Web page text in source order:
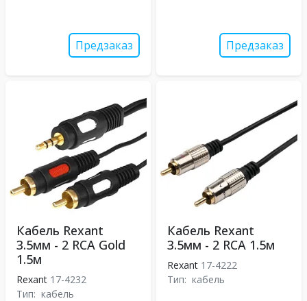
Предзаказ Предзаказ
Кабель Rexant
3.5мм - 2 RCA Gold
1.5м
Rexant 17-4232
Тип: кабель
Кабель Rexant
3.5мм - 2 RCA 1.5м
Rexant 17-4222
Тип: кабель